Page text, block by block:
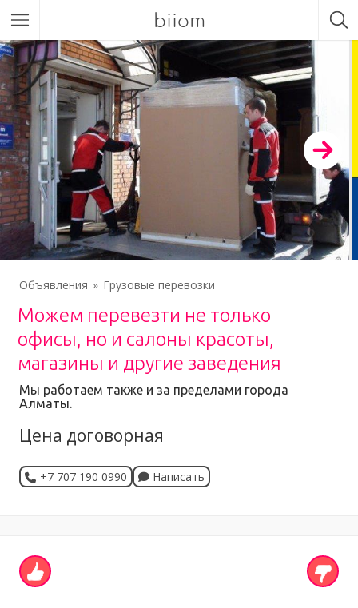
biiom
Объявления Грузовые перевозки
Можем перевезти не только
офисы, но и салоны красоты,
магазины и другие заведения
Мы работаем также и за пределами города
Алматы.
Цена договорная
+7 707 190 0990 Написать